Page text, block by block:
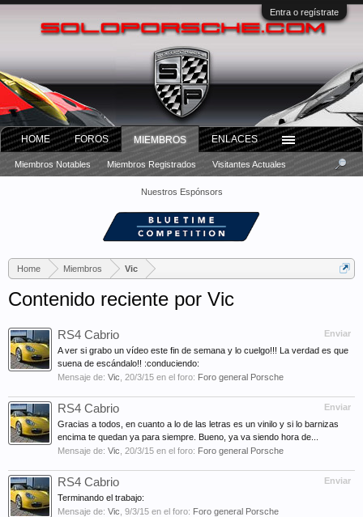
Entra o regístrate
Nuestros Espónsors
Home Miembros Vic
Contenido reciente por Vic
Enviar
RS4 Cabrio
A ver si grabo un vídeo este fin de semana y lo cuelgo!!! La verdad es que
suena de escándalo!! :conduciendo:
Mensaje de: Vic 20/3/15 en el foro: Foro general Porsche
Enviar
RS4 Cabrio
Gracias a todos, en cuanto a lo de las letras es un vinilo y si lo barnizas
encima te quedan ya para siempre. Bueno, ya va siendo hora de...
Mensaje de: Vic 20/3/15 en el foro: Foro general Porsche
Enviar
RS4 Cabrio
Terminando el trabajo:
Mensaje de: Vic 9/3/15 en el foro: Foro general Porsche
HOME FOROS MIEMBROS
Miembros Notables Miembros Registrados Visitantes Actuales
ENLACES